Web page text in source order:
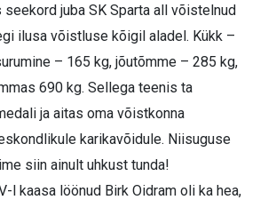
juba SK Sparta all võistelnud
ilusa võistluse kõigil aladel. Kükk –
– 165 kg, jõutõmme – 285 kg,
690 kg. Sellega teenis ta
ja aitas oma võistkonna
karikavõidule. Niisuguse
siin ainult uhkust tunda!
l kaasa löönud Birk Oidram oli ka hea,